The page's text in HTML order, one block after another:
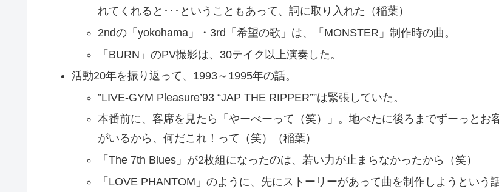
れてくれると･･･ということもあって、詞に取り入れた（稲葉）
2ndの「yokohama」・3rd「希望の歌」は、「MONSTER」制作時の曲。
「BURN」のPV撮影は、30テイク以上演奏した。
活動20年を振り返って、1993～1995年の話。
”LIVE-GYM Pleasure’93 “JAP THE RIPPER””は緊張していた。
本番前に、客席を見たら「やーべーって（笑）」。地べたに後ろまでずーっとお
がいるから、何だこれ！って（笑）（稲葉）
「The 7th Blues」が2枚組になったのは、若い力が止まらなかったから（笑）
「LOVE PHANTOM」のように、先にストーリーがあって曲を制作しようという